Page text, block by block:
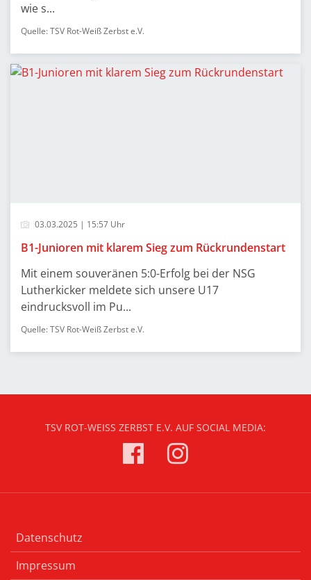
wie s...
Quelle: TSV Rot-Weiß Zerbst e.V.
03.03.2025 | 15:57 Uhr
B1-Junioren mit klarem Sieg zum Rückrundenstart
Mit einem souveränen 5:0-Erfolg bei der NSG
Lutherkicker meldete sich unsere U17
eindrucksvoll im Pu...
Quelle: TSV Rot-Weiß Zerbst e.V.
TSV ROT-WEISS ZERBST E.V. AUF SOCIAL MEDIA:
Datenschutz
Impressum